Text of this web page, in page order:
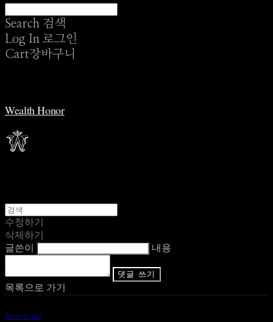
Search 검색
Log In 로그인
Cart장바구니
Wealth Honor
수정하기
삭제하기
글쓴이
내용
댓글 쓰기
목록으로 가기
Terms of Use